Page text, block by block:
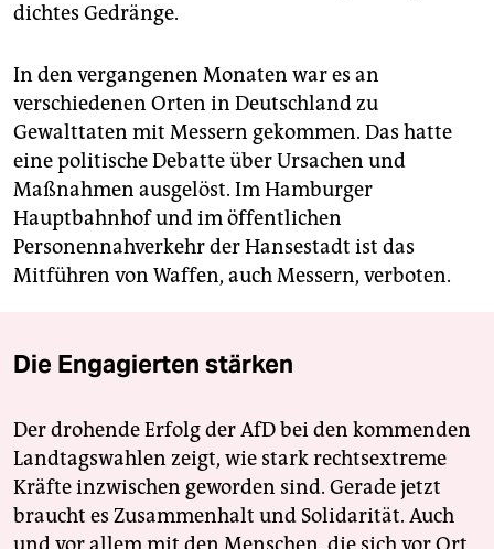
dichtes Gedränge.
In den vergangenen Monaten war es an
verschiedenen Orten in Deutschland zu
Gewalttaten mit Messern gekommen. Das hatte
eine politische Debatte über Ursachen und
Maßnahmen ausgelöst. Im Hamburger
Hauptbahnhof und im öffentlichen
Personennahverkehr der Hansestadt ist das
Mitführen von Waffen, auch Messern, verboten.
Die Engagierten stärken
Der drohende Erfolg der AfD bei den kommenden
Landtagswahlen zeigt, wie stark rechtsextreme
Kräfte inzwischen geworden sind. Gerade jetzt
braucht es Zusammenhalt und Solidarität. Auch